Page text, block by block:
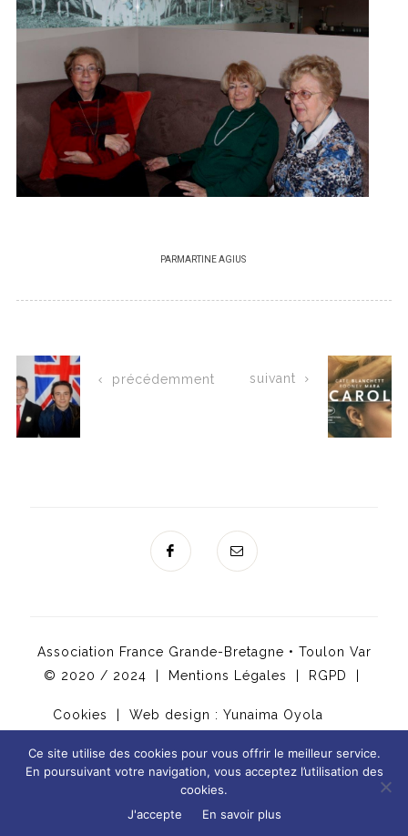
PARMARTINE AGIUS
précédemment suivant
Association France Grande-Bretagne • Toulon Var
© 2020 / 2024 |
Mentions Légales RGPD
Cookies | Web design : Yunaima Oyola
Ce site utilise des cookies pour vous offrir le meilleur service.
En poursuivant votre navigation, vous acceptez l’utilisation des
cookies.
J'accepte
En savoir plus